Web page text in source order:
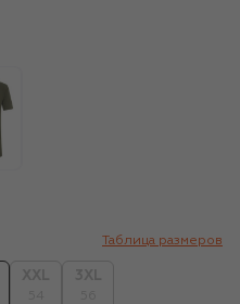
Таблица размеров